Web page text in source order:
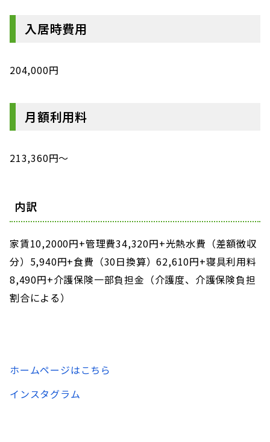
入居時費用
204,000円
月額利用料
213,360円～
内訳
家賃10,2000円+管理費34,320円+光熱水費（差額徴収
分）5,940円+食費（30日換算）62,610円+寝具利用料
8,490円+介護保険一部負担金（介護度、介護保険負担
割合による）
ホームページはこちら
インスタグラム